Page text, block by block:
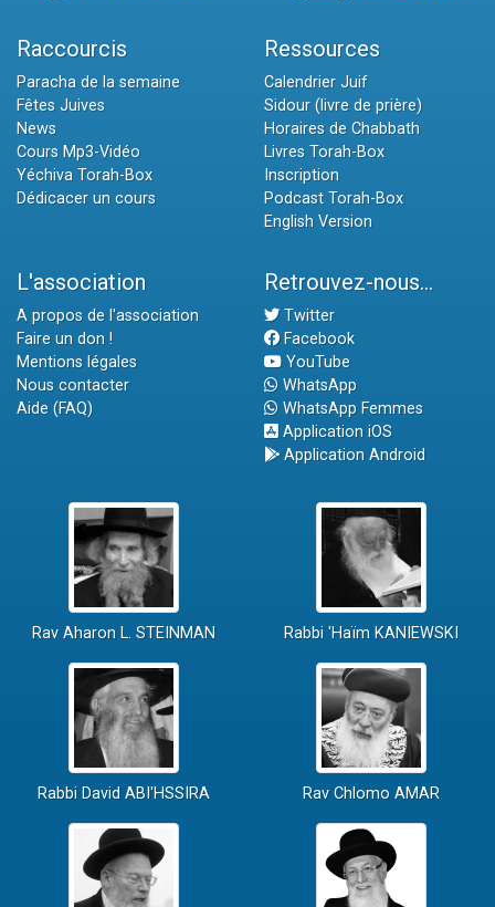
Raccourcis
Paracha de la semaine
Fêtes Juives
News
Cours Mp3-Vidéo
Yéchiva Torah-Box
Dédicacer un cours
Ressources
Calendrier Juif
Sidour (livre de prière)
Horaires de Chabbath
Livres Torah-Box
Inscription
Podcast Torah-Box
English Version
L'association
A propos de l'association
Faire un don !
Mentions légales
Nous contacter
Aide (FAQ)
Retrouvez-nous...
Twitter
Facebook
YouTube
WhatsApp
WhatsApp Femmes
Application iOS
Application Android
Rav Aharon L. STEINMAN Rabbi 'Haïm KANIEWSKI
Rabbi David ABI'HSSIRA Rav Chlomo AMAR